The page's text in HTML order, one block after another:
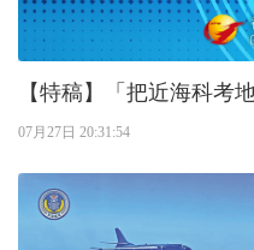
【特稿】「把近海科考
07月27日 20:31:54